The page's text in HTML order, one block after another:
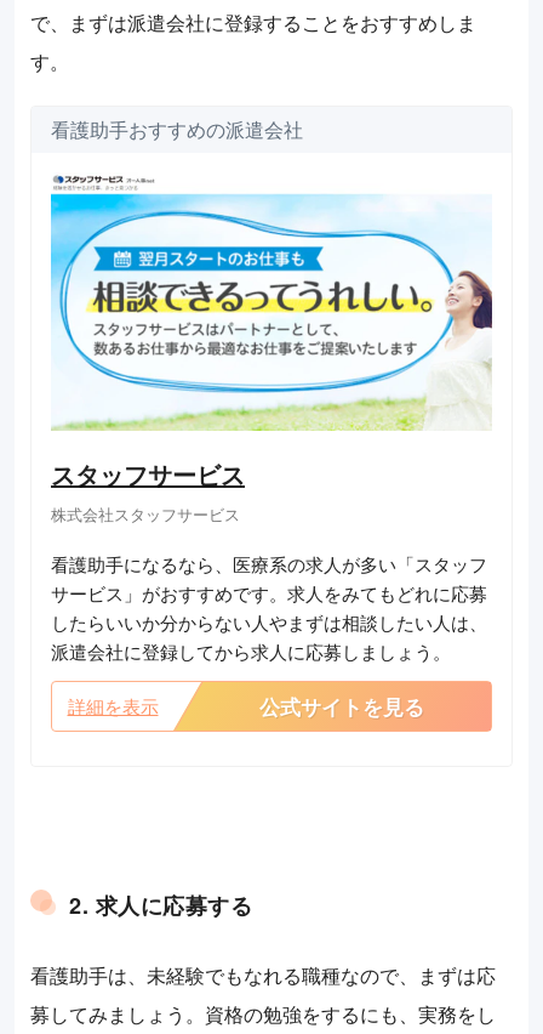
で、まずは派遣会社に登録することをおすすめしま
す。
看護助手おすすめの派遣会社
スタッフサービス
株式会社スタッフサービス
看護助手になるなら、医療系の求人が多い「スタッフ
サービス」がおすすめです。求人をみてもどれに応募
したらいいか分からない人やまずは相談したい人は、
派遣会社に登録してから求人に応募しましょう。
詳細を表示 公式サイトを見る
2. 求人に応募する
看護助手は、未経験でもなれる職種なので、まずは応
募してみましょう。資格の勉強をするにも、実務をし